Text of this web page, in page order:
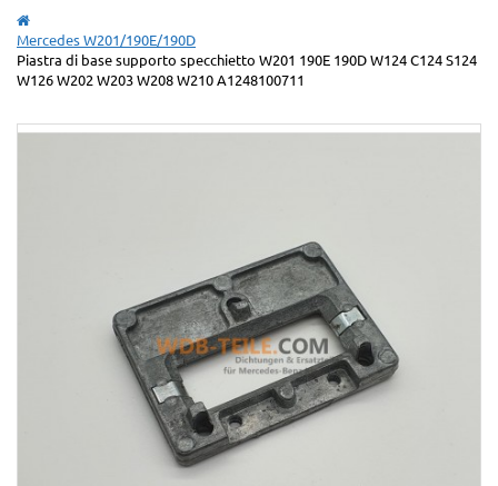
Mercedes W201/190E/190D
Piastra di base supporto specchietto W201 190E 190D W124 C124 S124
W126 W202 W203 W208 W210 A1248100711